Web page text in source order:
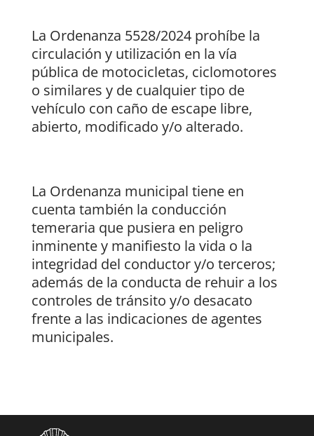
La Ordenanza 5528/2024 prohíbe la
circulación y utilización en la vía
pública de motocicletas, ciclomotores
o similares y de cualquier tipo de
vehículo con caño de escape libre,
abierto, modificado y/o alterado.
La Ordenanza municipal tiene en
cuenta también la conducción
temeraria que pusiera en peligro
inminente y manifiesto la vida o la
integridad del conductor y/o terceros;
además de la conducta de rehuir a los
controles de tránsito y/o desacato
frente a las indicaciones de agentes
municipales.